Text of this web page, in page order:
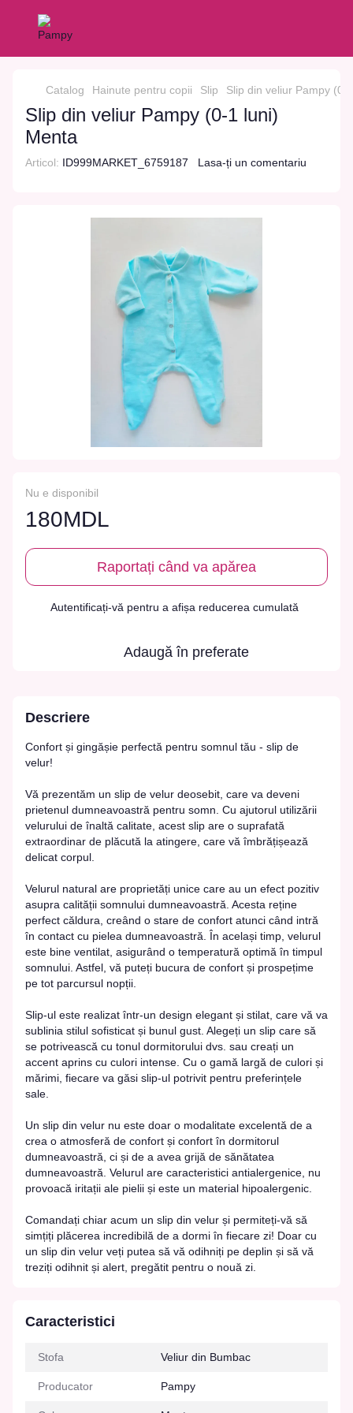
Catalog Hainute pentru copii Slip Slip din veliur Pampy (0-
Slip din veliur Pampy (0-1 luni)
Menta
Articol: ID999MARKET_6759187 Lasa-ți un comentariu
Nu e disponibil
180MDL
Raportați când va apărea
Autentificați-vă pentru a afișa reducerea cumulată
Adaugă în preferate
Descriere
Confort și gingășie perfectă pentru somnul tău - slip de
velur!
Vă prezentăm un slip de velur deosebit, care va deveni
prietenul dumneavoastră pentru somn. Cu ajutorul utilizării
velurului de înaltă calitate, acest slip are o suprafată
extraordinar de plăcută la atingere, care vă îmbrățișează
delicat corpul.
Velurul natural are proprietăți unice care au un efect pozitiv
asupra calității somnului dumneavoastră. Acesta reține
perfect căldura, creând o stare de confort atunci când intră
în contact cu pielea dumneavoastră. În același timp, velurul
este bine ventilat, asigurând o temperatură optimă în timpul
somnului. Astfel, vă puteți bucura de confort și prospețime
pe tot parcursul nopții.
Slip-ul este realizat într-un design elegant și stilat, care vă va
sublinia stilul sofisticat și bunul gust. Alegeți un slip care să
se potrivească cu tonul dormitorului dvs. sau creați un
accent aprins cu culori intense. Cu o gamă largă de culori și
mărimi, fiecare va găsi slip-ul potrivit pentru preferințele
sale.
Un slip din velur nu este doar o modalitate excelentă de a
crea o atmosferă de confort și confort în dormitorul
dumneavoastră, ci și de a avea grijă de sănătatea
dumneavoastră. Velurul are caracteristici antialergenice, nu
provoacă iritații ale pielii și este un material hipoalergenic.
Comandați chiar acum un slip din velur și permiteți-vă să
simțiți plăcerea incredibilă de a dormi în fiecare zi! Doar cu
un slip din velur veți putea să vă odihniți pe deplin și să vă
treziți odihnit și alert, pregătit pentru o nouă zi.
Caracteristici
Stofa Veliur din Bumbac
Producator Pampy